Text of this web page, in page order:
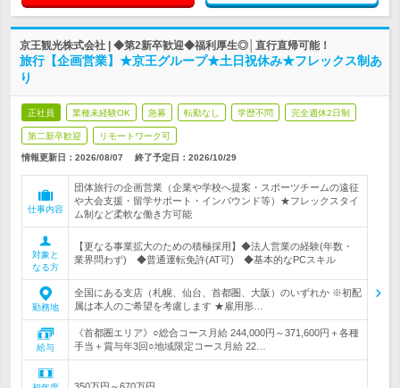
京王観光株式会社 | ◆第2新卒歓迎◆福利厚生◎│直行直帰可能！
旅行【企画営業】★京王グループ★土日祝休み★フレックス制あ
り
正社員 業種未経験OK 急募 転勤なし 学歴不問 完全週休2日制
第二新卒歓迎 リモートワーク可
情報更新日：2026/08/07 終了予定日： 2026/10/29
仕事内容
団体旅行の企画営業（企業や学校へ提案・スポーツチームの遠征
や大会支援・留学サポート・インバウンド等）★フレックスタイ
ム制など柔軟な働き方可能
対象と
なる方
【更なる事業拡大のための積極採用】◆法人営業の経験(年数・
業界問わず) ◆普通運転免許(AT可) ◆基本的なPCスキル
勤務地
全国にある支店（札幌、仙台、首都圏、大阪）のいずれか ※初配
属は本人のご希望を考慮します ★雇用形…
給与
《首都圏エリア》○総合コース月給 244,000円～371,600円＋各種
手当＋賞与年3回○地域限定コース月給 22…
350万円～670万円